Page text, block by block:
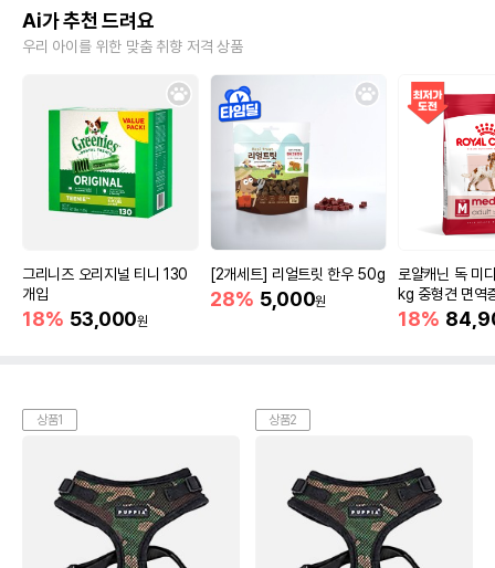
Ai가 추천 드려요
우리 아이를 위한 맞춤 취향 저격 상품
그리니즈 오리지널 티니 130
개입
18% 53,000원
[2개세트] 리얼트릿 한우 50g
28% 5,000원
로얄캐닌 독 미
kg 중형견 면역
18%
상품1 상품2